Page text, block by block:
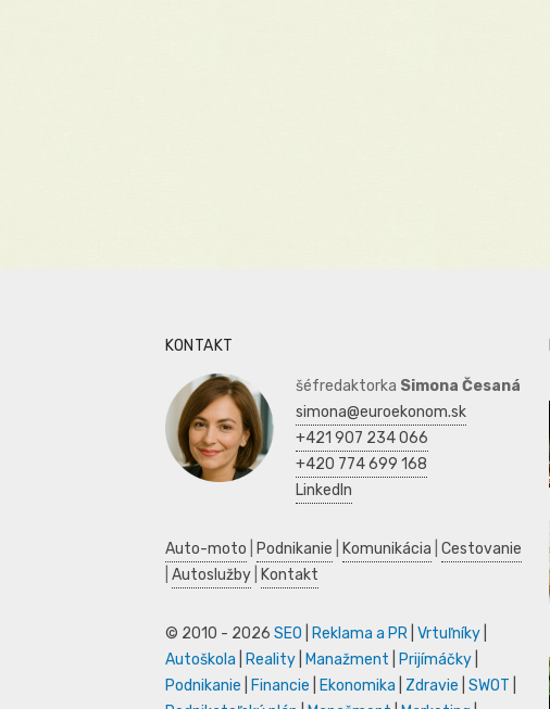
KONTAKT
šéfredaktorka Simona Česaná
simona@euroekonom.sk
+421 907 234 066
+420 774 699 168
LinkedIn
Auto-moto Podnikanie Komunikácia Cestovanie
Autoslužby Kontakt
© 2010 - 2026 SEO Reklama a PR Vrtuľníky
Autoškola
Reality Manažment Prijímáčky
Podnikanie
Financie Ekonomika Zdravie SWOT